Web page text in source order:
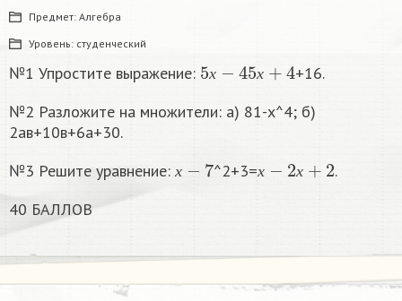
Предмет: Алгебра
Уровень: студенческий
№1 Упростите выражение: х
5
х
5
+16.
№2 Разложите на множители: а) 81-х^4; б)
2ав+10в+6а+30.
№3 Решите уравнение:х ^2+3=х х
.
40 БАЛЛОВ